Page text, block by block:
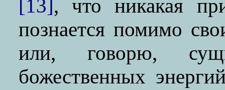
[13] , что никакая
познается помимо
или, говорю,
божественных